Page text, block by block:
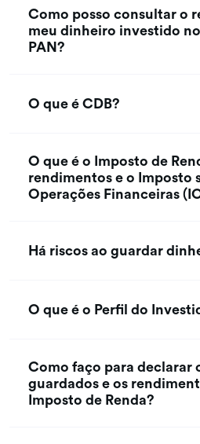
Como posso consultar o
meu dinheiro investido
PAN?
O que é CDB?
O que é o Imposto de
rendimentos e o Imposto
Operações Financeiras
Há riscos ao guardar
O que é o Perfil do
Como faço para declarar
guardados e os
Imposto de Renda?